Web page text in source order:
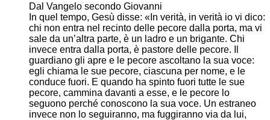
Dal Vangelo secondo Giovanni
In quel tempo, Gesù disse: «In verità, in verità io vi dico:
chi non entra nel recinto delle pecore dalla porta, ma vi
sale da un’altra parte, è un ladro e un brigante. Chi
invece entra dalla porta, è pastore delle pecore. Il
guardiano gli apre e le pecore ascoltano la sua voce:
egli chiama le sue pecore, ciascuna per nome, e le
conduce fuori. E quando ha spinto fuori tutte le sue
pecore, cammina davanti a esse, e le pecore lo
seguono perché conoscono la sua voce. Un estraneo
invece non lo seguiranno, ma fuggiranno via da lui,